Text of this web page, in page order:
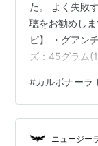
た。 よく失敗
聴をお勧めし
ピ】 ・グアン
ズ：45グラム
イン：大さじ
・グアンチャ
グラム(1カッ
240グラム ・
#カルボナーラ
ニュージー